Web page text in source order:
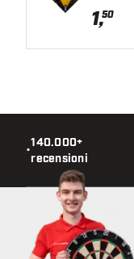
1,50
•
140.000+
recensioni